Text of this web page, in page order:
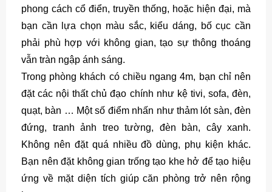
phong cách cổ điển, truyền thống, hoặc hiện đại, mà
bạn cần lựa chọn màu sắc, kiểu dáng, bố cục cần
phải phù hợp với không gian, tạo sự thông thoáng
vẫn tràn ngập ánh sáng.
Trong phòng khách có chiều ngang 4m, bạn chỉ nên
đặt các nội thất chủ đạo chính như kệ tivi, sofa, đèn,
quạt, bàn … Một số điểm nhấn như thảm lót sàn, đèn
đứng, tranh ảnh treo tường, đèn bàn, cây xanh.
Không nên đặt quá nhiều đồ dùng, phụ kiện khác.
Bạn nên đặt không gian trống tạo khe hở để tạo hiệu
ứng về mặt diện tích giúp căn phòng trở nên rộng